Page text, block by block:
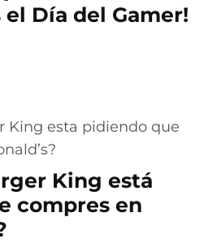
el Día del Gamer!
King está
compres en